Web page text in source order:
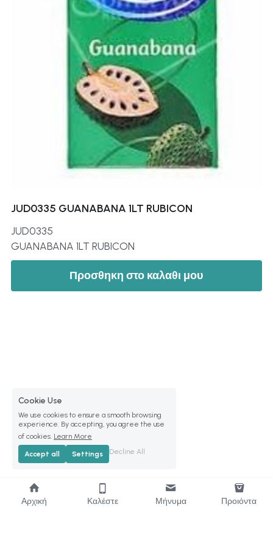
JUD0335 GUANABANA 1LT RUBICON
JUD0335
GUANABANA 1LT RUBICON
Προσθηκη στο καλαθι μου
Αρχική Καλέστε Μήνυμα Προιόντα
Cookie Use
We use cookies to ensure a smooth browsing
experience. By accepting, you agree the use
of cookies. Learn More
Accept all Settings Decline All